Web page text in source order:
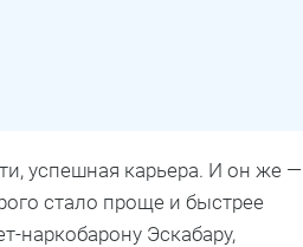
успешная карьера. И он же —
стало проще и быстрее
наркобарону Эскабару,